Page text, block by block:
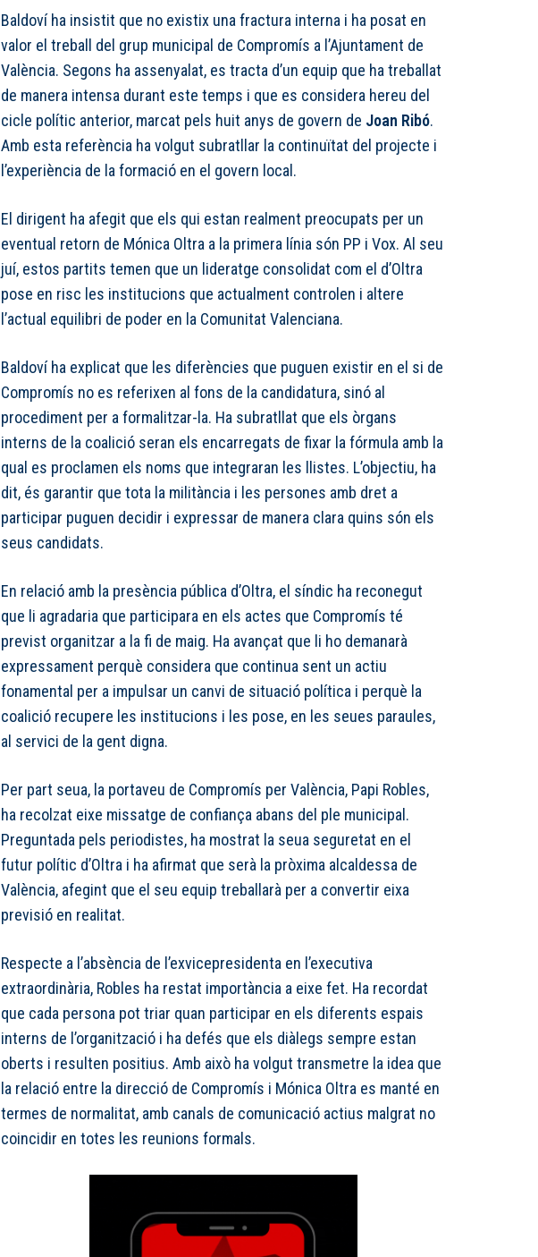
Baldoví ha insistit que no existix una fractura interna i ha posat en
valor el treball del grup municipal de Compromís a l’Ajuntament de
València. Segons ha assenyalat, es tracta d’un equip que ha treballat
de manera intensa durant este temps i que es considera hereu del
cicle polític anterior, marcat pels huit anys de govern de Joan Ribó.
Amb esta referència ha volgut subratllar la continuïtat del projecte i
l’experiència de la formació en el govern local.
El dirigent ha afegit que els qui estan realment preocupats per un
eventual retorn de Mónica Oltra a la primera línia són PP i Vox. Al seu
juí, estos partits temen que un lideratge consolidat com el d’Oltra
pose en risc les institucions que actualment controlen i altere
l’actual equilibri de poder en la Comunitat Valenciana.
Baldoví ha explicat que les diferències que puguen existir en el si de
Compromís no es referixen al fons de la candidatura, sinó al
procediment per a formalitzar-la. Ha subratllat que els òrgans
interns de la coalició seran els encarregats de fixar la fórmula amb la
qual es proclamen els noms que integraran les llistes. L’objectiu, ha
dit, és garantir que tota la militància i les persones amb dret a
participar puguen decidir i expressar de manera clara quins són els
seus candidats.
En relació amb la presència pública d’Oltra, el síndic ha reconegut
que li agradaria que participara en els actes que Compromís té
previst organitzar a la fi de maig. Ha avançat que li ho demanarà
expressament perquè considera que continua sent un actiu
fonamental per a impulsar un canvi de situació política i perquè la
coalició recupere les institucions i les pose, en les seues paraules,
al servici de la gent digna.
Per part seua, la portaveu de Compromís per València, Papi Robles,
ha recolzat eixe missatge de confiança abans del ple municipal.
Preguntada pels periodistes, ha mostrat la seua seguretat en el
futur polític d’Oltra i ha afirmat que serà la pròxima alcaldessa de
València, afegint que el seu equip treballarà per a convertir eixa
previsió en realitat.
Respecte a l’absència de l’exvicepresidenta en l’executiva
extraordinària, Robles ha restat importància a eixe fet. Ha recordat
que cada persona pot triar quan participar en els diferents espais
interns de l’organització i ha defés que els diàlegs sempre estan
oberts i resulten positius. Amb això ha volgut transmetre la idea que
la relació entre la direcció de Compromís i Mónica Oltra es manté en
termes de normalitat, amb canals de comunicació actius malgrat no
coincidir en totes les reunions formals.